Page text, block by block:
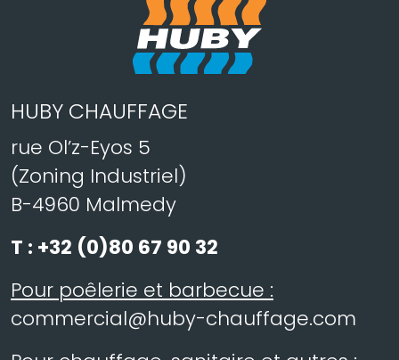
HUBY CHAUFFAGE
rue Ol’z-Eyos 5
(Zoning Industriel)
B-4960 Malmedy
T : +32 (0)80 67 90 32
Pour poêlerie et barbecue :
commercial@huby-chauffage.com